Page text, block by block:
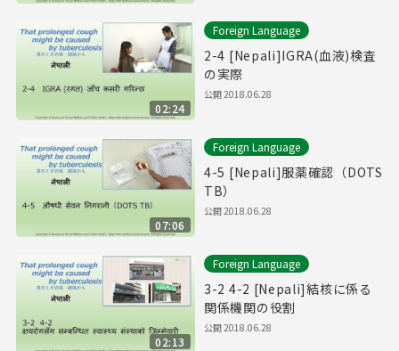
02:24
Foreign Language
2-4 [Nepali]IGRA(血液)検査
の実際
公開2018.06.28
07:06
Foreign Language
4-5 [Nepali]服薬確認（DOTS
TB）
公開2018.06.28
02:13
Foreign Language
3-2 4-2 [Nepali]結核に係る
関係機関の役割
公開2018.06.28